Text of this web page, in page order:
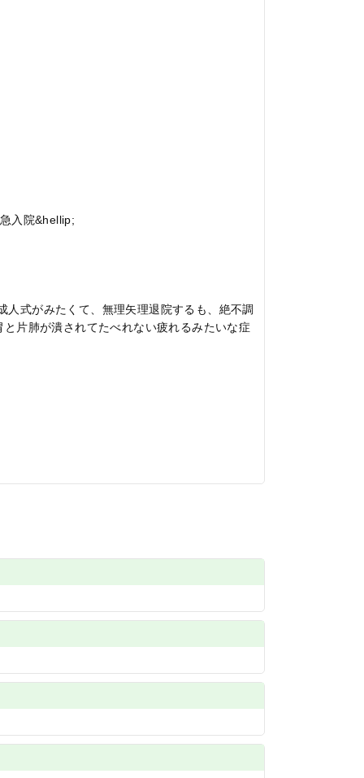
入院&hellip;
式がみたくて、無理矢理退院するも、絶不調
片肺が潰されてたべれない疲れるみたいな症